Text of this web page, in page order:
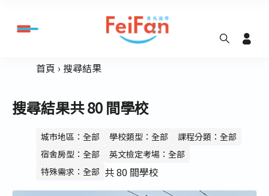
首頁 搜尋結果
搜尋結果共 80 間學校
城市地區：全部 學校類型：全部
課程分類：全部
宿舍房型：全部
英文檢定考場：全部
特殊需求：全部 共 80 間學校